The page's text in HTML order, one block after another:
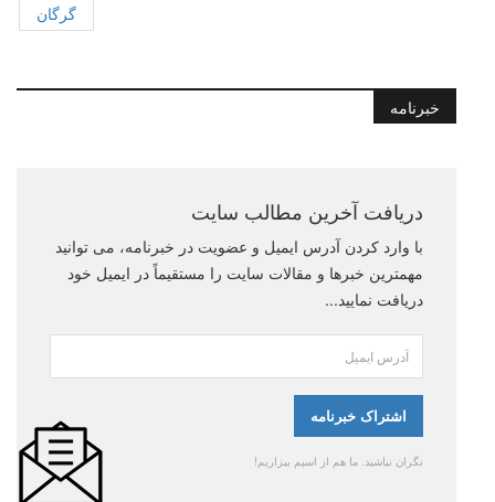
گرگان
خبرنامه
دریافت آخرین مطالب سایت
با وارد کردن آدرس ایمیل و عضویت در خبرنامه، می توانید
مهمترین خبرها و مقالات سایت را مستقیماً در ایمیل خود
دریافت نمایید...
نگران نباشید. ما هم از اسپم بیزاریم!